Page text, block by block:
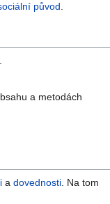
původ.
a metodách
a dovednosti . Na tom